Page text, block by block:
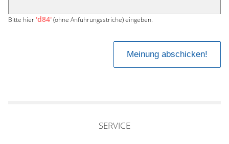
Bitte hier 'd84'(ohne Anführungsstriche) eingeben.
SERVICE